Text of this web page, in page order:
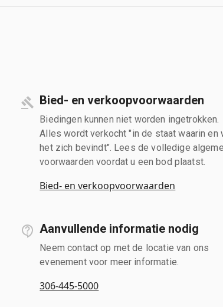
Bied- en verkoopvoorwaarden
Biedingen kunnen niet worden ingetrokken.
Alles wordt verkocht "in de staat waarin en
het zich bevindt". Lees de volledige
voorwaarden voordat u een bod plaatst.
Bied- en verkoopvoorwaarden
Aanvullende informatie nodig
Neem contact op met de locatie van ons
evenement voor meer informatie.
306-445-5000